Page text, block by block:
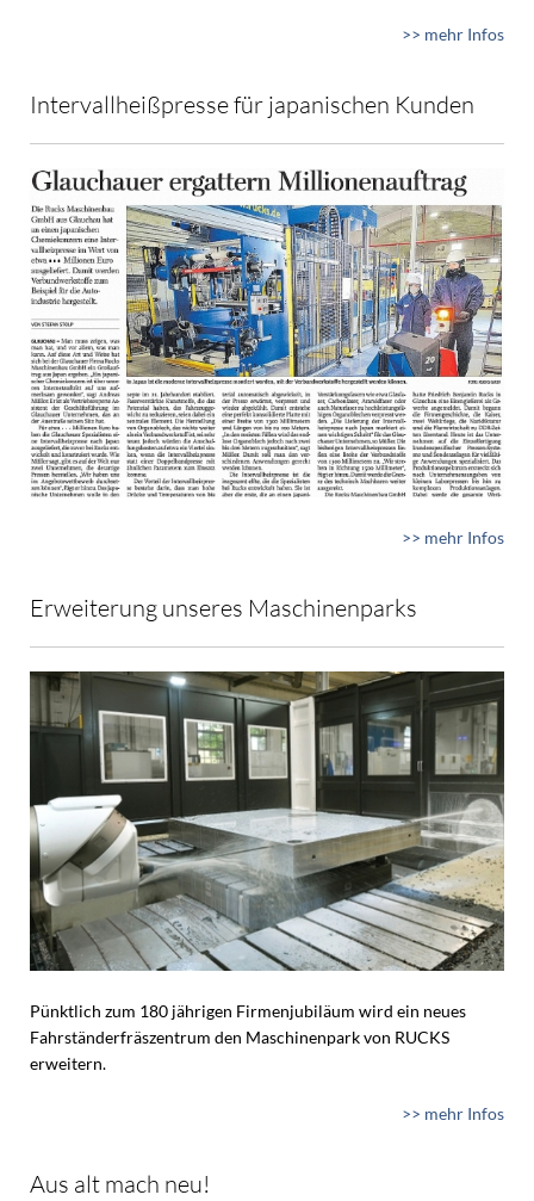
>> mehr Infos
Intervallheißpresse für japanischen Kunden
>> mehr Infos
Erweiterung unseres Maschinenparks
Pünktlich zum 180 jährigen Firmenjubiläum wird ein neues
Fahrständerfräszentrum den Maschinenpark von RUCKS
erweitern.
>> mehr Infos
Aus alt mach neu!